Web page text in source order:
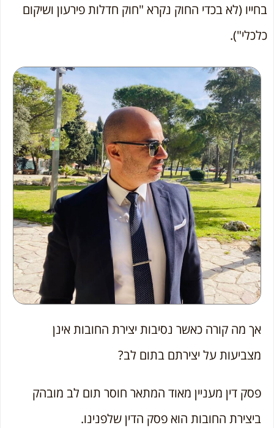
בחייו (לא בכדי החוק נקרא "חוק חדלות פירעון ושיקום
כלכלי").
אך מה קורה כאשר נסיבות יצירת החובות אינן
מצביעות על יצירתם בתום לב?
פסק דין מעניין מאוד המתאר חוסר תום לב מובהק
ביצירת החובות הוא פסק הדין שלפנינו.